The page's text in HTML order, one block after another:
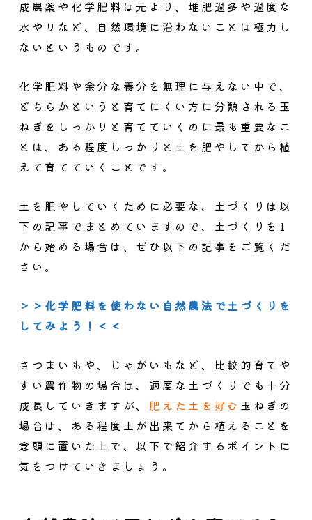
成農薬や化学肥料は元より、堆肥過多や過度な
水やりなど、
自然環境に沿わないことは極力し
ない というものです。
化学肥料や余分な養分を無理に与えない中で、
どちらかというと育てにくい方に分類される玉
ねぎをしっかりと育てていくのに最も重要なこ
とは、 ある程度しっかりと土を肥やしてから植
えて育てていくこと です。
土を肥やしていくために必要な、土づくりは以
下の記事でまとめていますので、土づくりを1
から始める場合は、ぜひ以下の記事をご覧くだ
さい。
＞＞化学肥料を使わない自然農法で土づくりを
してみよう！＜＜
さつまいもや、じゃがいもなど、比較的育てや
すい農作物の場合は、適度な土づくりでも十分
成長していきますが、 肥えた土を好む 玉ねぎの
場合は、ある程度土が出来てから植えることを
念頭に置いた上で、以下で紹介するポイントに
気をつけていきましょう。